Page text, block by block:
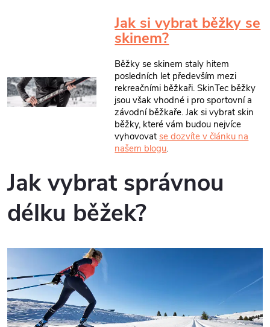
Jak si vybrat běžky se
skinem?
Běžky se skinem staly hitem
posledních let především mezi
rekreačními běžkaři. SkinTec běžky
jsou však vhodné i pro sportovní a
závodní běžkaře. Jak si vybrat skin
běžky, které vám budou nejvíce
vyhovovat se dozvíte v článku na
našem blogu.
Jak vybrat správnou
délku běžek?